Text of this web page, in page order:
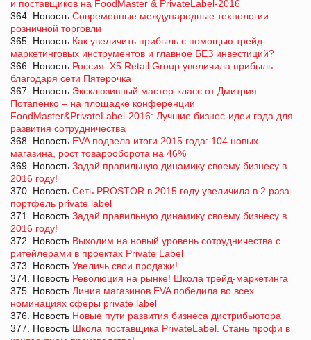
и поставщиков на FoodMaster & PrivateLabel-2016
364. Новость Современные международные технологии
розничной торговли
365. Новость Как увеличить прибыль с помощью трейд-
маркетинговых инструментов и главное БЕЗ инвестиций?
366. Новость Россия: X5 Retail Group увеличила прибыль
благодаря сети Пятерочка
367. Новость Эксклюзивный мастер-класс от Дмитрия
Потапенко – на площадке конференции
FoodMaster&PrivateLabel-2016: Лучшие бизнес-идеи года для
развития сотрудничества
368. Новость EVA подвела итоги 2015 года: 104 новых
магазина, рост товарооборота на 46%
369. Новость Задай правильную динамику своему бизнесу в
2016 году!
370. Новость Сеть PROSTOR в 2015 году увеличила в 2 раза
портфель private label
371. Новость Задай правильную динамику своему бизнесу в
2016 году!
372. Новость Выходим на новый уровень сотрудничества с
ритейлерами в проектах Private Label
373. Новость Увеличь свои продажи!
374. Новость Революция на рынке! Школа трейд-маркетинга
375. Новость Линия магазинов EVA победила во всех
номинациях сферы private label
376. Новость Новые пути развития бизнеса дистрибьютора
377. Новость Школа поставщика PrivateLabel. Стань профи в